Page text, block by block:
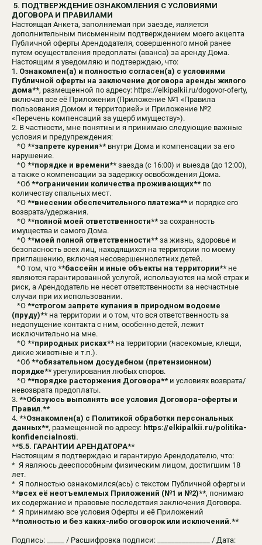
5. ПОДТВЕРЖДЕНИЕ ОЗНАКОМЛЕНИЯ С УСЛОВИЯМИ
ДОГОВОРА И ПРАВИЛАМИ
Настоящая Анкета, заполняемая при заезде, является
дополнительным письменным подтверждением моего акцепта
Публичной оферты Арендодателя, совершенного мной ранее
путем осуществления предоплаты (аванса) за аренду Дома.
Настоящим я уведомляю и подтверждаю, что:
1. Ознакомлен(а) и полностью согласен(а) с условиями
Публичной оферты на заключение договора аренды жилого
дома**, размещенной по адресу: https://elkipalkii.ru/dogovor-oferty,
включая все её Приложения (Приложение №1 «Правила
пользования Домом и территорией» и Приложение №2
«Перечень компенсаций за ущерб имуществу»).
2. В частности, мне понятны и я принимаю следующие важные
условия и предупреждения:
*О **запрете курения** внутри Дома и компенсации за его
нарушение.
*О **порядке и времени** заезда (с 16:00) и выезда (до 12:00),
а также о компенсации за задержку освобождения Дома.
*Об **ограничении количества проживающих** по
количеству спальных мест.
*О **внесении обеспечительного платежа** и порядке его
возврата/удержания.
*О **полной моей ответственности** за сохранность
имущества и самого Дома.
*О **моей полной ответственности** за жизнь, здоровье и
безопасность всех лиц, находящихся на территории по моему
приглашению, включая несовершеннолетних детей.
*О том, что **бассейн и иные объекты на территории** не
являются гарантированной услугой, используются на мой страх и
риск, а Арендодатель не несет ответственности за несчастные
случаи при их использовании.
*О **строгом запрете купания в природном водоеме
(пруду)** на территории и о том, что вся ответственность за
недопущение контакта с ним, особенно детей, лежит
исключительно на мне.
*О **природных рисках** на территории (насекомые, клещи,
дикие животные и т.п.).
*Об **обязательном досудебном (претензионном)
порядке** урегулирования любых споров.
*О **порядке расторжения Договора** и условиях возврата/
невозврата предоплаты.
3. **Обязуюсь выполнять все условия Договора-оферты и
Правил.**
4. **Ознакомлен(а) с Политикой обработки персональных
данных**, размещенной по адресу: https://elkipalkii.ru/politika-
konfidencialnosti.
**5.5. ГАРАНТИИ АРЕНДАТОРА**
Настоящим я подтверждаю и гарантирую Арендодателю, что:
* Я являюсь дееспособным физическим лицом, достигшим 18
лет.
* Я полностью ознакомился(ась) с текстом Публичной оферты и
**всех её неотъемлемых Приложений (№1 и №2)**, понимаю
их содержание и правовые последствия заключения Договора.
* Я принимаю все условия Оферты и её Приложений
**полностью и без каких-либо оговорок или исключений.**
Подпись: _____ / Расшифровка подписи: _______________ / Дата:
Забронировать
Банные чаны и Спа
Наши домики
Как добраться
А-фрейм дома
Барн-хаусы
8 (925) 222-11-18
elkipalkii@list.ru
ИП Пеняев Дмитрий Владимирович
ОГРНИП: 325508100582243
ИНН: 503302863676